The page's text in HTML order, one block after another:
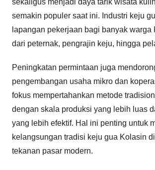
semakin populer saat ini. Industri keju
lapangan pekerjaan bagi banyak warga
dari peternak, pengrajin keju, hingga
Peningkatan permintaan juga
pengembangan usaha mikro dan
fokus mempertahankan metode
dengan skala produksi yang lebih luas
yang lebih efektif. Hal ini penting untuk
kelangsungan tradisi keju gua Kolasin
tekanan pasar modern.